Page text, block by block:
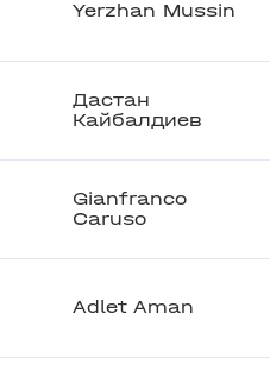
Yerzhan Mussin
Дастан
Кайбалдиев
Gianfranco
Caruso
Adlet Aman